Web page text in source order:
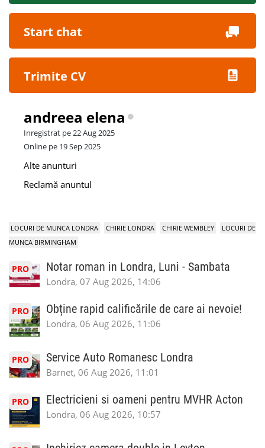
Start chat
Trimite CV
andreea elena
Inregistrat pe 22 Aug 2025
Online pe 19 Sep 2025
Alte anunturi
Reclamă anuntul
LOCURI DE MUNCA LONDRA CHIRIE LONDRA CHIRIE WEMBLEY
LOCURI DE
MUNCA BIRMINGHAM
PRO Notar roman in Londra, Luni - Sambata
Londra, 07 Aug 2026, 14:06
PRO Obține rapid calificările de care ai nevoie!
Londra, 06 Aug 2026, 11:06
PRO Service Auto Romanesc Londra
Barnet, 06 Aug 2026, 11:01
PRO Electricieni si oameni pentru MVHR Acton
Londra, 06 Aug 2026, 10:57